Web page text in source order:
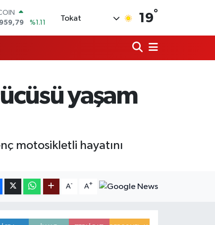
%1.11
%0.32
ALTIN
%0.03
Tokat 19°
yaşam
motosikletli hayatını
A- A+